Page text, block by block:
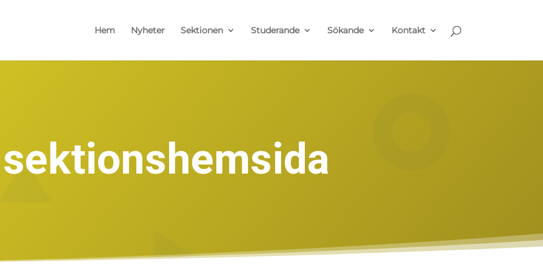
Hem Nyheter Sektionen Studerande Sökande Kontakt